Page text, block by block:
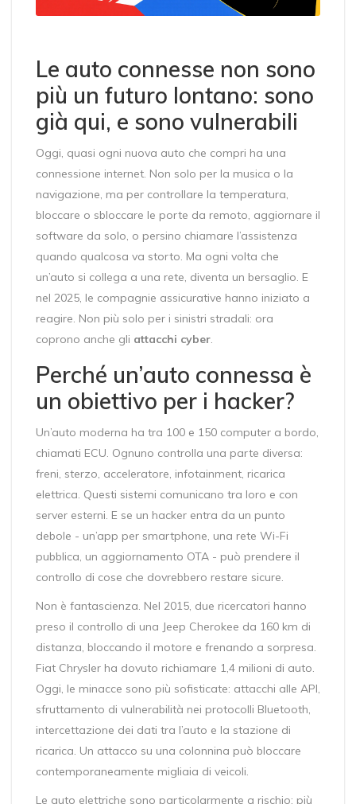
Le auto connesse non sono
più un futuro lontano: sono
già qui, e sono vulnerabili
Oggi, quasi ogni nuova auto che compri ha una
connessione internet. Non solo per la musica o la
navigazione, ma per controllare la temperatura,
bloccare o sbloccare le porte da remoto, aggiornare il
software da solo, o persino chiamare l’assistenza
quando qualcosa va storto. Ma ogni volta che
un’auto si collega a una rete, diventa un bersaglio. E
nel 2025, le compagnie assicurative hanno iniziato a
reagire. Non più solo per i sinistri stradali: ora
coprono anche gli attacchi cyber.
Perché un’auto connessa è
un obiettivo per i hacker?
Un’auto moderna ha tra 100 e 150 computer a bordo,
chiamati ECU. Ognuno controlla una parte diversa:
freni, sterzo, acceleratore, infotainment, ricarica
elettrica. Questi sistemi comunicano tra loro e con
server esterni. E se un hacker entra da un punto
debole - un’app per smartphone, una rete Wi-Fi
pubblica, un aggiornamento OTA - può prendere il
controllo di cose che dovrebbero restare sicure.
Non è fantascienza. Nel 2015, due ricercatori hanno
preso il controllo di una Jeep Cherokee da 160 km di
distanza, bloccando il motore e frenando a sorpresa.
Fiat Chrysler ha dovuto richiamare 1,4 milioni di auto.
Oggi, le minacce sono più sofisticate: attacchi alle API,
sfruttamento di vulnerabilità nei protocolli Bluetooth,
intercettazione dei dati tra l’auto e la stazione di
ricarica. Un attacco su una colonnina può bloccare
contemporaneamente migliaia di veicoli.
Le auto elettriche sono particolarmente a rischio: più